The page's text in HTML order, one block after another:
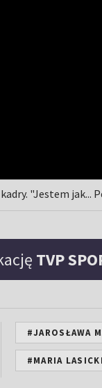
"Jestem jak...
TVP
#JAROSŁAWA
#MARIA